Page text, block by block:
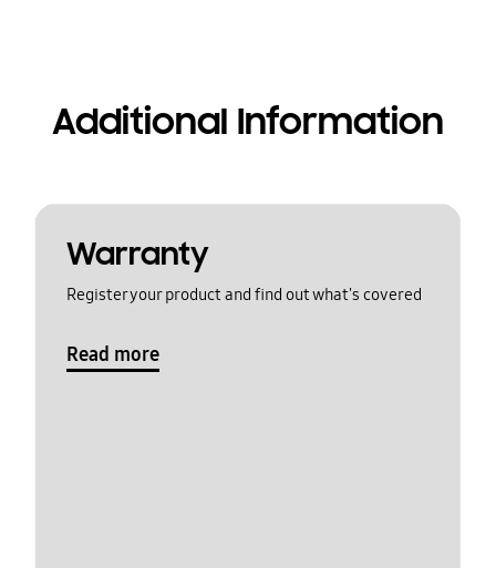
Additional Information
Warranty
Register your product and find out what's covered
Read more